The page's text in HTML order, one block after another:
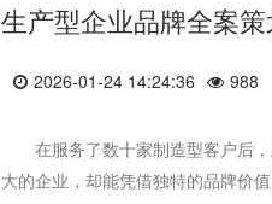
生产型企业品牌全案策
2026-01-24 14:24:36 988
在服务了数十家制造型客户后
大的企业，却能凭借独特的品牌价